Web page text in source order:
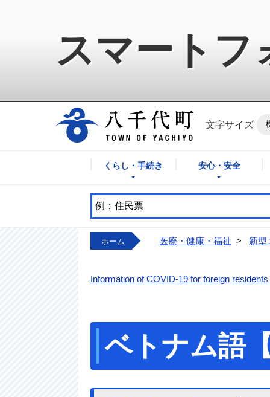
スマートフ
八千代町公式ホ
文字サイズ
くらし・手続き 安心・安全
ホーム 医療・健康・福祉 > 新型
Information of COVID-19 for foreign
ベトナム語